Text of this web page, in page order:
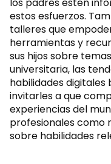
estos esfuerzos.
talleres que
herramientas y
sus hijos sobre
universitaria, las
habilidades
invitarles a que
experiencias del
profesionales como
sobre habilidades